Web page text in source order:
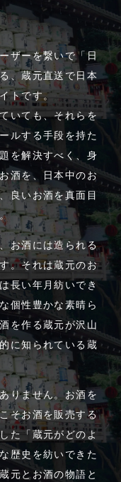
ザーを繋いで「日
、蔵元直送で日本
トです。
いても、それらを
ルする手段を持た
を解決すべく、身
酒を、日本中のお
良いお酒を真面目
お酒には造られる
。それは蔵元のお
長い年月紡いでき
個性豊かな素晴ら
を作る蔵元が沢山
に知られている蔵
りません。お酒を
そお酒を販売する
た「蔵元がどのよ
歴史を紡いできた
元とお酒の物語と